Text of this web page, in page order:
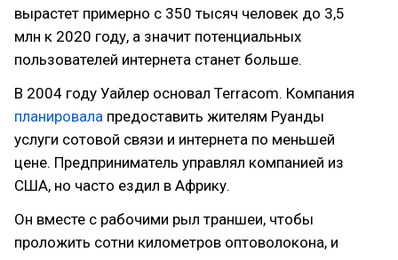
вырастет примерно с 350 тысяч человек до 3,5
млн к 2020 году, а значит потенциальных
пользователей интернета станет больше.
В 2004 году Уайлер основал Terracom. Компания
планировала предоставить жителям Руанды
услуги сотовой связи и интернета по меньшей
цене. Предприниматель управлял компанией из
США, но часто ездил в Африку.
Он вместе с рабочими рыл траншеи, чтобы
проложить сотни километров оптоволокона, и